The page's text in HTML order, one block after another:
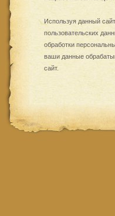
Используя данный
пользовательских
обработки
ваши данные
сайт.